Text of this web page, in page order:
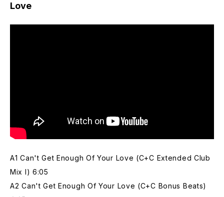
Love
A1 Can't Get Enough Of Your Love (C+C Extended Club
Mix I) 6:05
A2 Can't Get Enough Of Your Love (C+C Bonus Beats)